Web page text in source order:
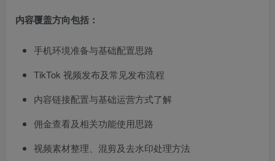
内容覆盖方向包括：
手机环境准备与基础配置思路
TikTok 视频发布及常见发布流程
内容链接配置与基础运营方式了解
佣金查看及相关功能使用思路
视频素材整理、混剪及去水印处理方法